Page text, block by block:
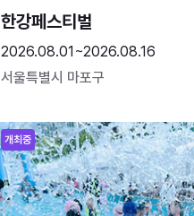
한강페스티벌
2026.08.01~2026.08.16
서울특별시 마포구
개최중